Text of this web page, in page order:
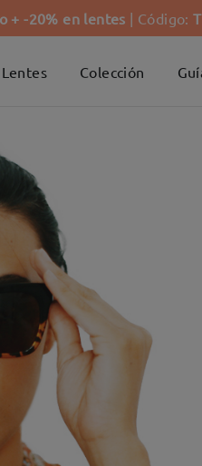
+ -20% en lentes | Código:
Lentes Colección